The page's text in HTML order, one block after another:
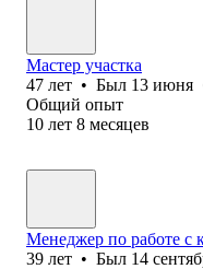
Мастер участка
47 лет • Был 13 июня
Общий опыт
10 лет 8 месяцев
Менеджер по работе с
39 лет • Был 14